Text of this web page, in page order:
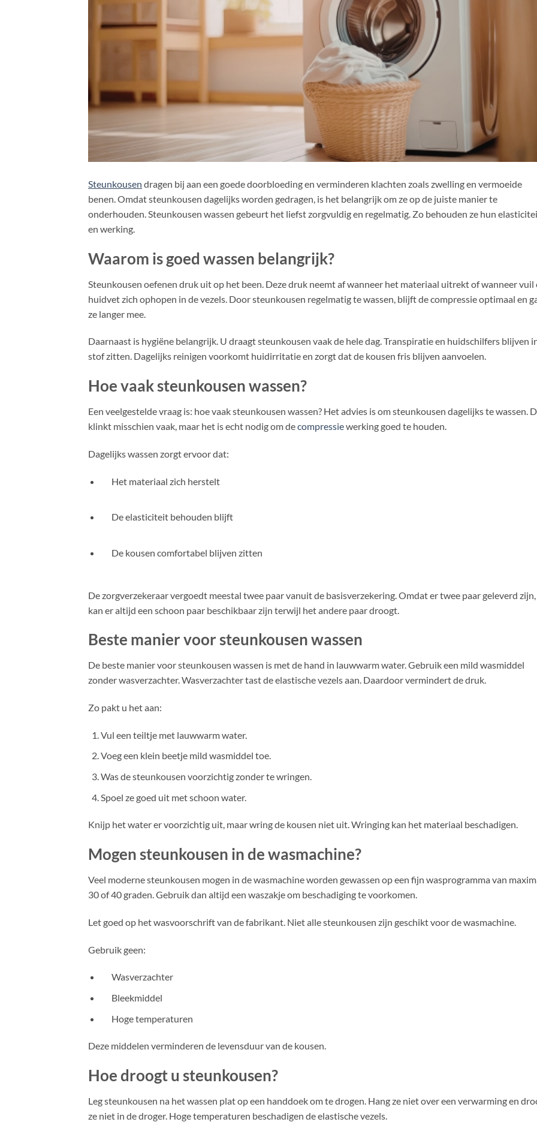
Steunkousen dragen bij aan een goede doorbloeding en verminderen klachten zoals zwelling en vermoeide
benen. Omdat steunkousen dagelijks worden gedragen, is het belangrijk om ze op de juiste manier te
onderhouden. Steunkousen wassen gebeurt het liefst zorgvuldig en regelmatig. Zo behouden ze hun
en werking.
Waarom is goed wassen belangrijk?
Steunkousen oefenen druk uit op het been. Deze druk neemt af wanneer het materiaal uitrekt of wanneer vuil
huidvet zich ophopen in de vezels. Door steunkousen regelmatig te wassen, blijft de compressie optimaal en
ze langer mee.
Daarnaast is hygiëne belangrijk. U draagt steunkousen vaak de hele dag. Transpiratie en huidschilfers blijven
stof zitten. Dagelijks reinigen voorkomt huidirritatie en zorgt dat de kousen fris blijven aanvoelen.
Hoe vaak steunkousen wassen?
Een veelgestelde vraag is: hoe vaak steunkousen wassen? Het advies is om steunkousen dagelijks te wassen.
klinkt misschien vaak, maar het is echt nodig om decompressiewerking goed te houden.
Dagelijks wassen zorgt ervoor dat:
Het materiaal zich herstelt
De elasticiteit behouden blijft
De kousen comfortabel blijven zitten
De zorgverzekeraar vergoedt meestal twee paar vanuit de basisverzekering. Omdat er twee paar geleverd zijn,
kan er altijd een schoon paar beschikbaar zijn terwijl het andere paar droogt.
Beste manier voor steunkousen wassen
De beste manier voor steunkousen wassen is met de hand in lauwwarm water. Gebruik een mild wasmiddel
zonder wasverzachter. Wasverzachter tast de elastische vezels aan. Daardoor vermindert de druk.
Zo pakt u het aan:
Vul een teiltje met lauwwarm water.
Voeg een klein beetje mild wasmiddel toe.
Was de steunkousen voorzichtig zonder te wringen.
Spoel ze goed uit met schoon water.
Knijp het water er voorzichtig uit, maar wring de kousen niet uit. Wringing kan het materiaal beschadigen.
Mogen steunkousen in de wasmachine?
Veel moderne steunkousen mogen in de wasmachine worden gewassen op een fijn wasprogramma van
30 of 40 graden. Gebruik dan altijd een waszakje om beschadiging te voorkomen.
Let goed op het wasvoorschrift van de fabrikant. Niet alle steunkousen zijn geschikt voor de wasmachine.
Gebruik geen:
Wasverzachter
Bleekmiddel
Hoge temperaturen
Deze middelen verminderen de levensduur van de kousen.
Hoe droogt u steunkousen?
Leg steunkousen na het wassen plat op een handdoek om te drogen. Hang ze niet over een verwarming en
ze niet in de droger. Hoge temperaturen beschadigen de elastische vezels.